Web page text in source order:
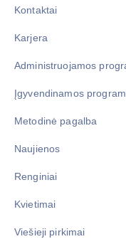
Kontaktai
Karjera
Administruojamos
Įgyvendinamos
Metodinė pagalba
Naujienos
Renginiai
Kvietimai
Viešieji pirkimai